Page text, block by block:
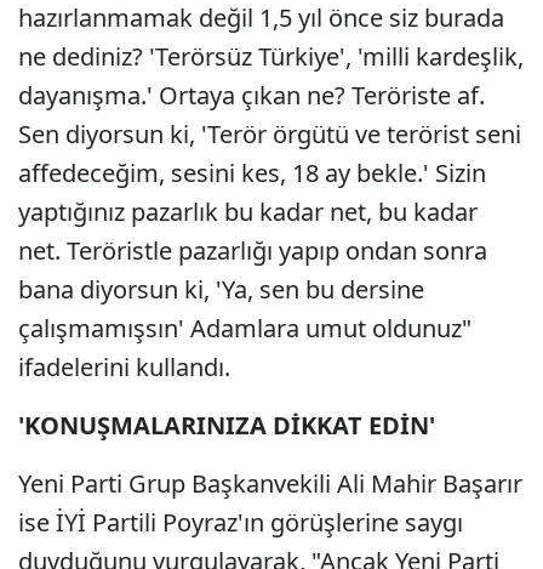
hazırlanmamak değil 1,5 yıl önce siz burada
ne dediniz? 'Terörsüz Türkiye', 'milli kardeşlik,
dayanışma.' Ortaya çıkan ne? Teröriste af.
Sen diyorsun ki, 'Terör örgütü ve terörist seni
affedeceğim, sesini kes, 18 ay bekle.' Sizin
yaptığınız pazarlık bu kadar net, bu kadar
net. Teröristle pazarlığı yapıp ondan sonra
bana diyorsun ki, 'Ya, sen bu dersine
çalışmamışsın' Adamlara umut oldunuz"
ifadelerini kullandı.
'KONUŞMALARINIZA DİKKAT EDİN'
Yeni Parti Grup Başkanvekili Ali Mahir Başarır
ise İYİ Partili Poyraz'ın görüşlerine saygı
duyduğunu vurgulayarak, "Ancak Yeni Parti